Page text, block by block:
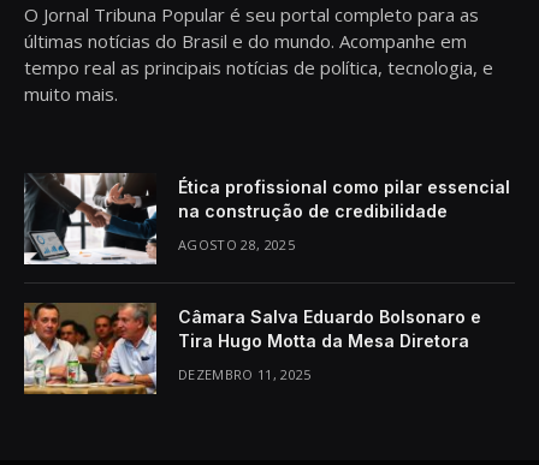
O Jornal Tribuna Popular é seu portal completo para as
últimas notícias do Brasil e do mundo. Acompanhe em
tempo real as principais notícias de política, tecnologia, e
muito mais.
Ética profissional como pilar essencial
na construção de credibilidade
AGOSTO 28, 2025
Câmara Salva Eduardo Bolsonaro e
Tira Hugo Motta da Mesa Diretora
DEZEMBRO 11, 2025